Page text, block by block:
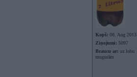
Kopš: 08. Aug 2013
Ziņojumi: 5097
Braucu ar: uz lohu
mugurām